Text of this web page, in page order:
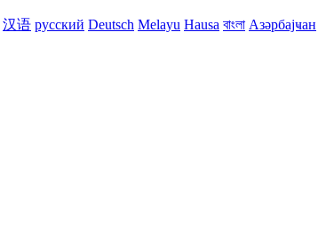
汉语 русский Deutsch Melayu Hausa বাংলা Азәрбајҹан